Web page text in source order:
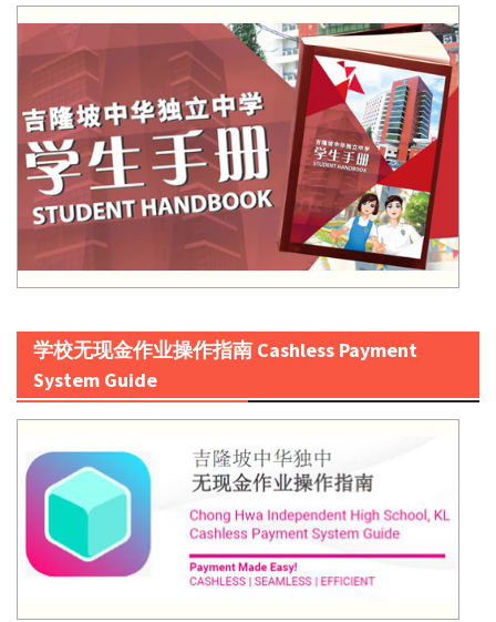
学校无现金作业操作指南 Cashless Payment
System Guide